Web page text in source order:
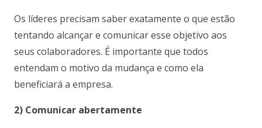
Os líderes precisam saber exatamente o que estão
tentando alcançar e comunicar esse objetivo aos
seus colaboradores. É importante que todos
entendam o motivo da mudança e como ela
beneficiará a empresa.
2) Comunicar abertamente